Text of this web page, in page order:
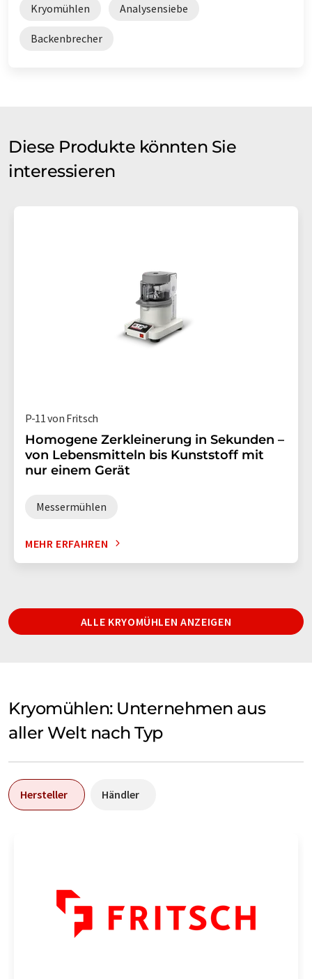
Kryomühlen Analysensiebe
Backenbrecher
Diese Produkte könnten Sie
interessieren
P-11 von Fritsch
Homogene Zerkleinerung in Sekunden –
von Lebensmitteln bis Kunststoff mit
nur einem Gerät
Messermühlen
MEHR ERFAHREN
ALLE KRYOMÜHLEN ANZEIGEN
Kryomühlen: Unternehmen aus
aller Welt nach Typ
Hersteller Händler